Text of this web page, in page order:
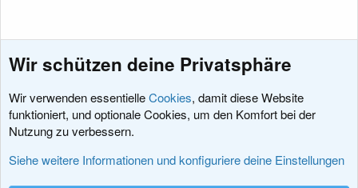
Themen zu den Erweiterungen der XenForo Software
Wir schützen deine Privatsphäre
Wir verwenden essentielleCookies, damit diese Website
funktioniert, und optionale Cookies, um den Komfort bei der
Nutzung zu verbessern.
Siehe weitere Informationen und konfiguriere deine Einstellungen